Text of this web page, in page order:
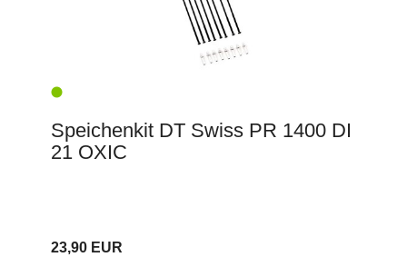
Speichenkit DT Swiss PR 1400 DI
21 OXIC
23,90 EUR